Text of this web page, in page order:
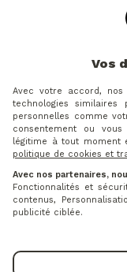
PAIEMENT 100%
Visa, Paypal, Apple Pay,
RESTEZ
J'accepte les
Vos
Avec votre accord,
technologies
personnelles comme
consentement ou
légitime à tout moment
politique de cookies et
Avec nos partenaires,
Fonctionnalités et
contenus,
publicité ciblée.